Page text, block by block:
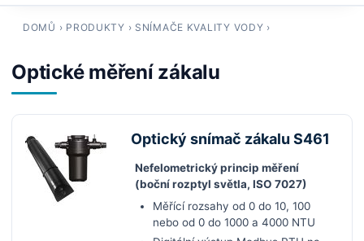
DOMŮ › PRODUKTY › SNÍMAČE KVALITY VODY ›
Optické měření zákalu
Optický snímač zákalu S461
Nefelometrický princip měření
(boční rozptyl světla, ISO 7027)
Měřící rozsahy od 0 do 10, 100
nebo od 0 do 1000 a 4000 NTU